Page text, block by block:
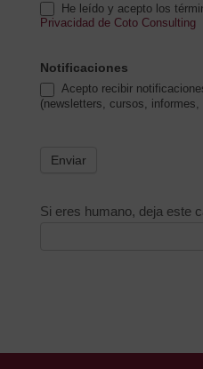
He leído y acepto los
Privacidad de Coto Consulting
Notificaciones
Acepto recibir
(newsletters, cursos, informes,
Enviar
Si eres humano, deja este